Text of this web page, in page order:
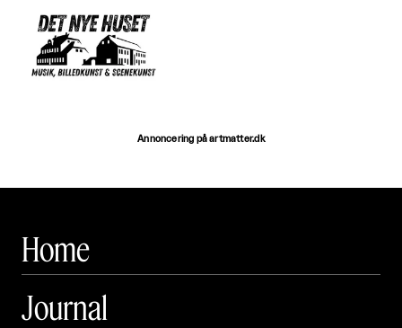
Annoncering på artmatter.dk
Home
Journal